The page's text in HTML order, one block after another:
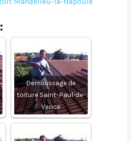
Demoussage de
toiture Saint-Paul-de-
Vence